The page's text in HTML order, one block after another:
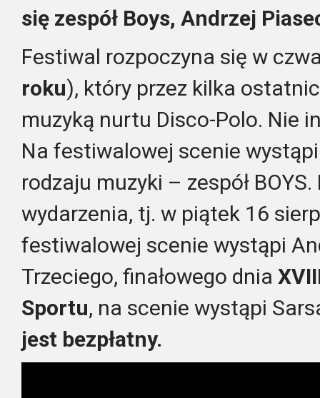
się zespół Boys, Andrzej
Festiwal rozpoczyna się w
roku), który przez kilka
muzyką nurtu Disco-Polo. Nie
Na festiwalowej scenie
rodzaju muzyki – zespół
wydarzenia, tj. w piątek 16
festiwalowej scenie wystąpi
Trzeciego, finałowego dnia
Sportu, na scenie wystąpi
jest bezpłatny.